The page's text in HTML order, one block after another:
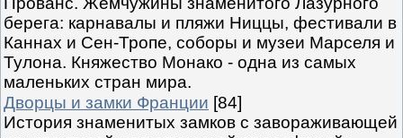
берега: карнавалы и пляжи Ниццы, фестивали в
Каннах и Сен-Тропе, соборы и музеи Марселя и
Тулона. Княжество Монако - одна из самых
маленьких стран мира.
Дворцы и замки Франции [84]
История знаменитых замков с завораживающей